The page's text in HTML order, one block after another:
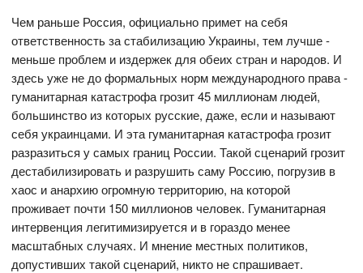
Чем раньше Россия, официально примет на себя
ответственность за стабилизацию Украины, тем лучше -
меньше проблем и издержек для обеих стран и народов. И
здесь уже не до формальных норм международного права -
гуманитарная катастрофа грозит 45 миллионам людей,
большинство из которых русские, даже, если и называют
себя украинцами. И эта гуманитарная катастрофа грозит
разразиться у самых границ России. Такой сценарий грозит
дестабилизировать и разрушить саму Россию, погрузив в
хаос и анархию огромную территорию, на которой
проживает почти 150 миллионов человек. Гуманитарная
интервенция легитимизируется и в гораздо менее
масштабных случаях. И мнение местных политиков,
допустивших такой сценарий, никто не спрашивает.